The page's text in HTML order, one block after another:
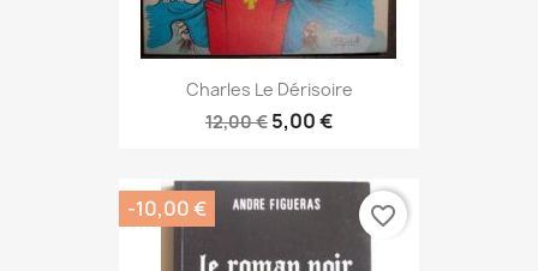
Charles Le Dérisoire
12,00 € 5,00 €
-10,00 € favorite_border